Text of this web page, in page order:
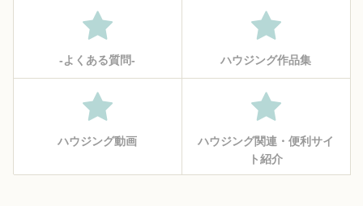
‐よくある質問‐ ハウジング作品集
ハウジング動画
ハウジング関連・便利サイ
ト紹介